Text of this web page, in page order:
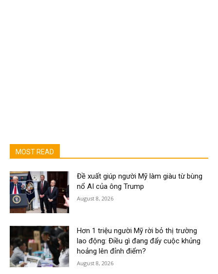
MOST READ
Đề xuất giúp người Mỹ làm giàu từ bùng
nổ AI của ông Trump
August 8, 2026
Hơn 1 triệu người Mỹ rời bỏ thị trường
lao động: Điều gì đang đẩy cuộc khủng
hoảng lên đỉnh điểm?
August 8, 2026